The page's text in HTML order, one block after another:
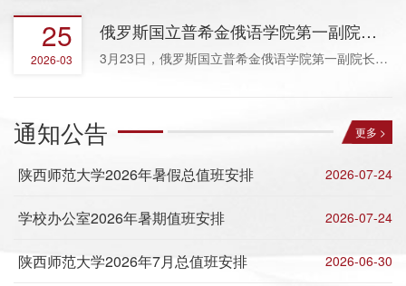
25
2026-03
俄罗斯国立普希金俄语学院第一副院长一行访问我校
3月23日，俄罗斯国立普希金俄语学院第一副院长叶莲娜·尼古拉耶夫娜、院长...
通知公告 更多 >
陕西师范大学2026年暑假总值班安排 2026-07-24
学校办公室2026年暑期值班安排 2026-07-24
陕西师范大学2026年7月总值班安排 2026-06-30